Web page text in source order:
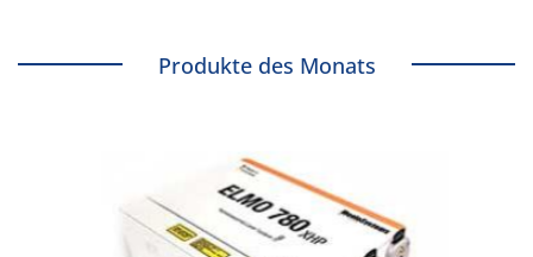
Produkte des Monats